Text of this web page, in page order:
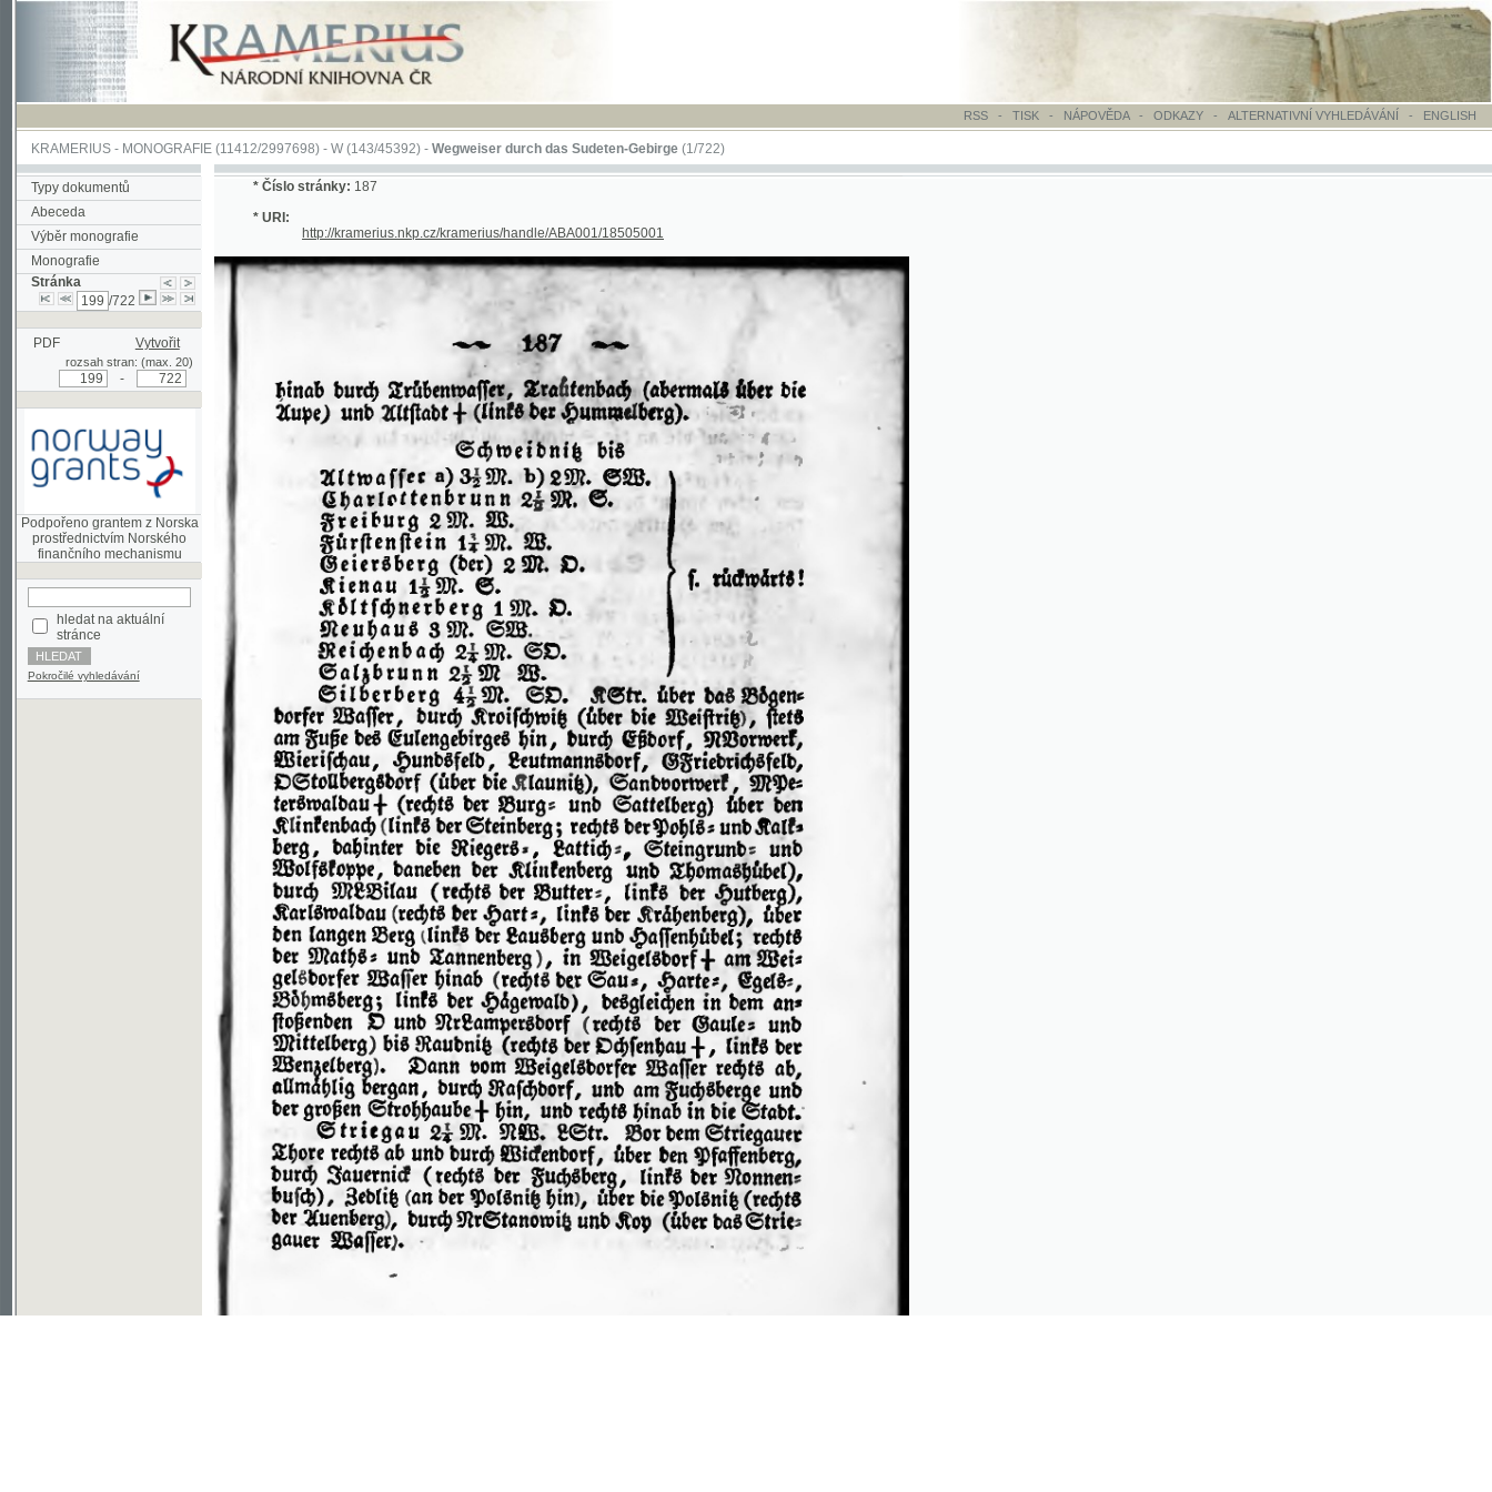
RSS - TISK-NÁPOVĚDA - ODKAZY - ALTERNATIVNÍ VYHLEDÁVÁNÍ- ENGLISH
KRAMERIUS-MONOGRAFIE(11412/2997698) -W (143/45392)-Wegweiser durch das Sudeten-Gebirge(1/722)
Typy dokumentů
Abeceda
Výběr monografie
Monografie
Stránka
/722
PDF Vytvořit
rozsah stran: (max. 20)
Podpořeno grantem z Norska
prostřednictvím Norského
hledat na aktuální
stránce
Pokročilé vyhledávání
©2003-2010
http://kramerius.nkp.cz/kramerius/handle/ABA001/18505001
Soubor ke stažení ve formátu djvu